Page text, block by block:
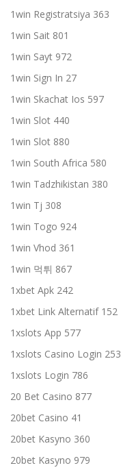
1win Registratsiya 363
1win Sait 801
1win Sayt 972
1win Sign In 27
1win Skachat Ios 597
1win Slot 440
1win Slot 880
1win South Africa 580
1win Tadzhikistan 380
1win Tj 308
1win Togo 924
1win Vhod 361
1win 먹튀 867
1xbet Apk 242
1xbet Link Alternatif 152
1xslots App 577
1xslots Casino Login 253
1xslots Login 786
20 Bet Casino 877
20bet Casino 41
20bet Kasyno 360
20bet Kasyno 979